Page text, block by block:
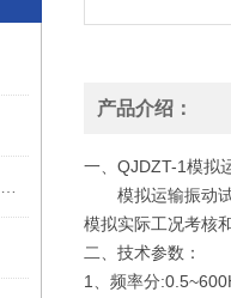
产品介绍：
一、QJDZT-1模拟
模拟运输振动试
模拟实际工况考核
二、技术参数：
1、频率分